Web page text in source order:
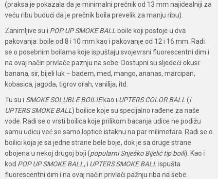
(praksa je pokazala da je minimalni prečnik od 13 mm najidealniji za
veću ribu budući da je prečnik boila prevelik za manju ribu).
Zanimljive su i POP UP SMOKE BALL boile koji postoje u dva
pakovanja: boile od 8 i 10 mm kao i pakovanje od 12 i 16 mm. Radi
se o posebnim boilama koje ispuštaju svojevrsni fluorescentni dim i
na ovaj način privlače paznju na sebe. Dostupni su sljedeći okusi:
banana, sir, bijeli luk – badem, med, mango, ananas, marcipan,
kobasica, jagoda, tigrov orah, vanilija, itd.
Tu su i SMOKE SOLUBLE BOILIEkao i UPTERS COLOR BALL (i
UPTERS SMOKE BALL ) boilice koje su specijalno rađene za naše
vode. Radi se o vrsti boilica koje prilikom bacanja udice ne podižu
samu udicu već se samo loptice istaknu na par milimetara. Radi se o
boilici koja je sa jedne strane bele boje, dok je sa druge strane
obojena u nekoj drugoj boji (popularni Snješko Bijelić tip boili). Kao i
kod POP UP SMOKE BALL, i UPTERS SMOKE BALL ispušta
fluorescentni dim i na ovaj način privlači pažnju riba na sebe.